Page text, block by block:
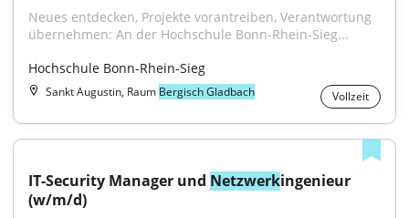
Neues entdecken, Projekte vorantreiben, Verantwortung
übernehmen: An der Hochschule Bonn-Rhein-Sieg...
Hochschule Bonn-Rhein-Sieg
Sankt Augustin, Raum Bergisch Gladbach Vollzeit
IT-Security Manager und Netzwerkingenieur
(w/m/d)